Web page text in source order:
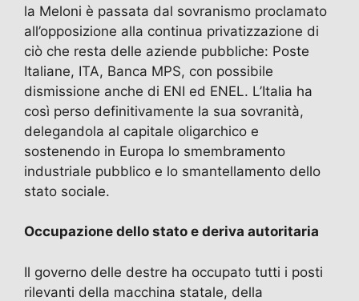
la Meloni è passata dal sovranismo proclamato
all’opposizione alla continua privatizzazione di
ciò che resta delle aziende pubbliche: Poste
Italiane, ITA, Banca MPS, con possibile
dismissione anche di ENI ed ENEL. L’Italia ha
così perso definitivamente la sua sovranità,
delegandola al capitale oligarchico e
sostenendo in Europa lo smembramento
industriale pubblico e lo smantellamento dello
stato sociale.
Occupazione dello stato e deriva autoritaria
Il governo delle destre ha occupato tutti i posti
rilevanti della macchina statale, della